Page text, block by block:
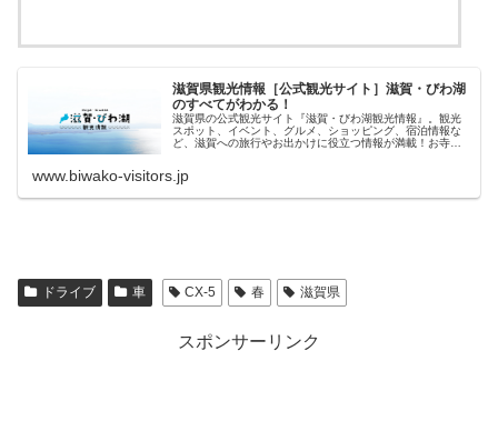
滋賀県観光情報［公式観光サイト］滋賀・びわ湖
のすべてがわかる！
滋賀県の公式観光サイト『滋賀・びわ湖観光情報』。観光
スポット、イベント、グルメ、ショッピング、宿泊情報な
ど、滋賀への旅行やお出かけに役立つ情報が満載！お寺に
もバッチリ！
www.biwako-visitors.jp
ドライブ 車 CX-5 春 滋賀県
スポンサーリンク